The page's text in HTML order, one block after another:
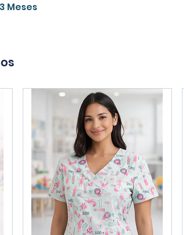
Meses